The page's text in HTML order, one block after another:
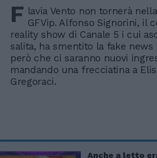
F lavia Vento non tornerà
GFVip. Alfonso Signorini, il
reality show di Canale 5 i cui
salita, ha smentito la fake news
però che ci saranno nuovi
mandando una frecciatina a
Gregoraci.
Anche a letto